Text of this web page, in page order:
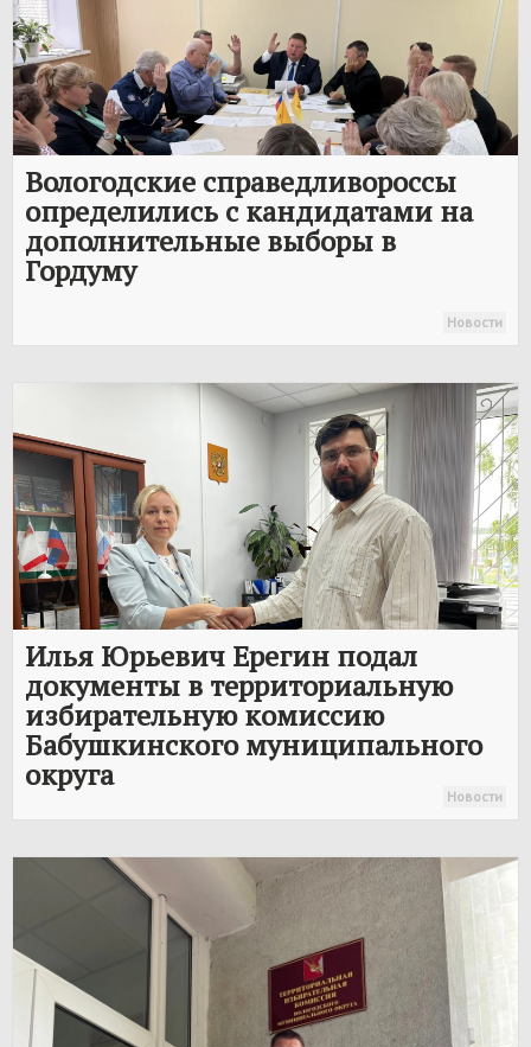
Вологодские справедливороссы
определились с кандидатами на
дополнительные выборы в
Гордуму
Новости
Илья Юрьевич Ерегин подал
документы в территориальную
избирательную комиссию
Бабушкинского муниципального
округа
Новости